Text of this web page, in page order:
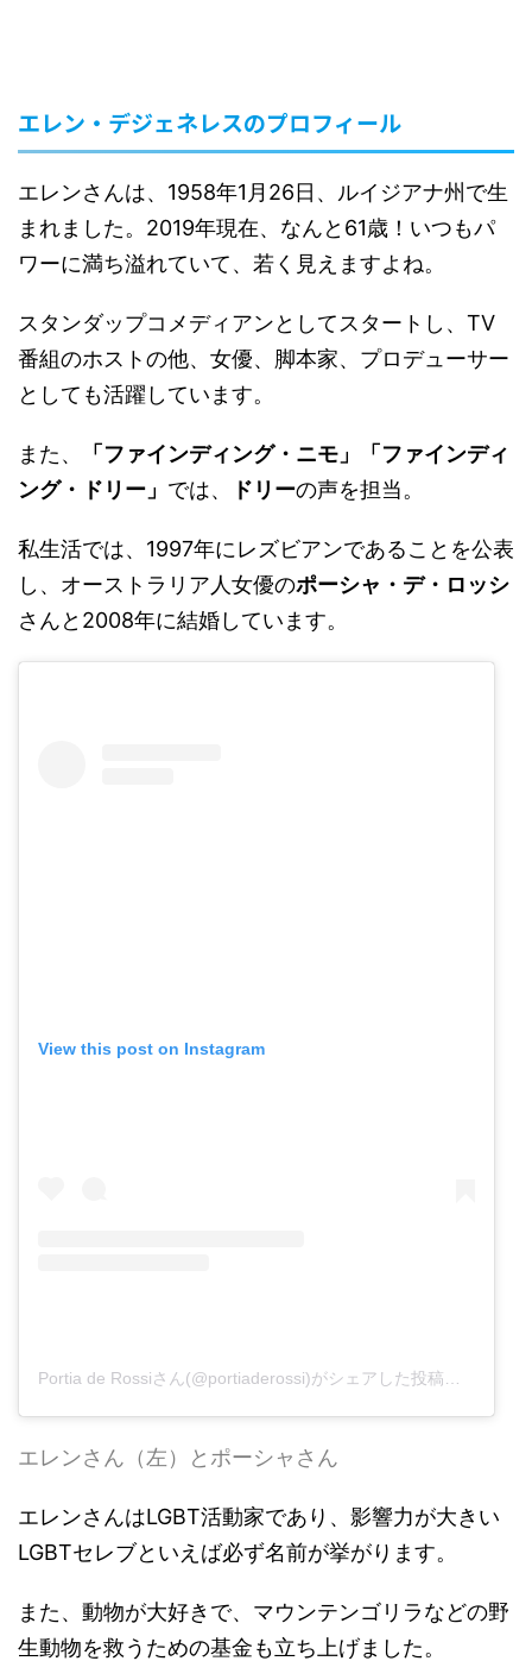
エレン・デジェネレスのプロフィール
エレンさんは、1958年1月26日、ルイジアナ州で生
まれました。2019年現在、なんと61歳！いつもパ
ワーに満ち溢れていて、若く見えますよね。
スタンダップコメディアンとしてスタートし、TV
番組のホストの他、女優、脚本家、プロデューサー
としても活躍しています。
また、
「ファインディング・ニモ」「ファインディ
ング・ドリー」 では、 ドリーの声を担当。
私生活では、1997年にレズビアンであることを公表
し、オーストラリア人女優のポーシャ・デ・ロッシ
さんと2008年に結婚しています。
View this post on Instagram
エレンさん（左）とポーシャさん
エレンさんはLGBT活動家であり、影響力が大きい
LGBTセレブといえば必ず名前が挙がります。
また、動物が大好きで、マウンテンゴリラなどの野
生動物を救うための基金も立ち上げました。